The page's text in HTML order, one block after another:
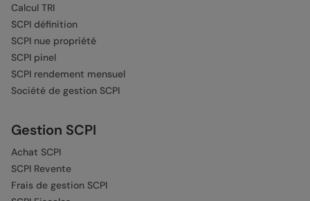
Calcul TRI
SCPI définition
SCPI nue propriété
SCPI pinel
SCPI rendement mensuel
Société de gestion SCPI
Gestion SCPI
Achat SCPI
SCPI Revente
Frais de gestion SCPI